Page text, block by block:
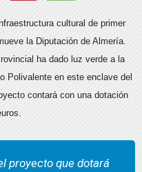
cultural de primer
la Diputación de Almería.
ha dado luz verde a la
Polivalente en este enclave del
contará con una dotación
proyecto que dotará